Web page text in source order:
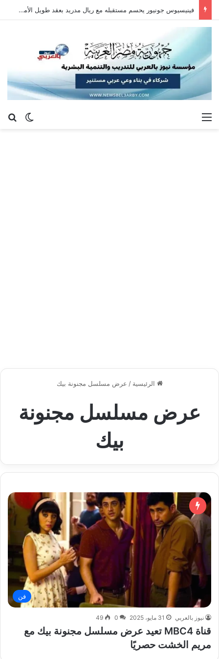
فينيسيوس جونيور يحسم مستقبله مع ريال مدريد بعقد طويل الأمد حتى 2032
الوضع القائمة
الرئيسية / عرض مسلسل مجنونة بيك
عرض مسلسل مجنونة
بيك
فن
نيوز بالعربي 31 مايو، 2025 0
49
قناة MBC4 تعيد عرض مسلسل مجنونة بيك مع
مريم الخشت حصريًا